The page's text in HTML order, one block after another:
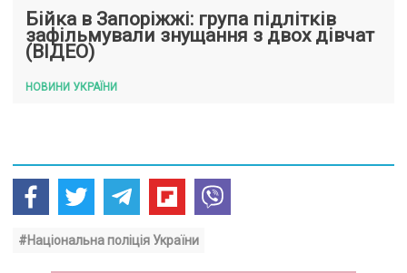
Бійка в Запоріжжі: група підлітків
зафільмували знущання з двох дівчат
(ВІДЕО)
НОВИНИ УКРАЇНИ
#Національна поліція України